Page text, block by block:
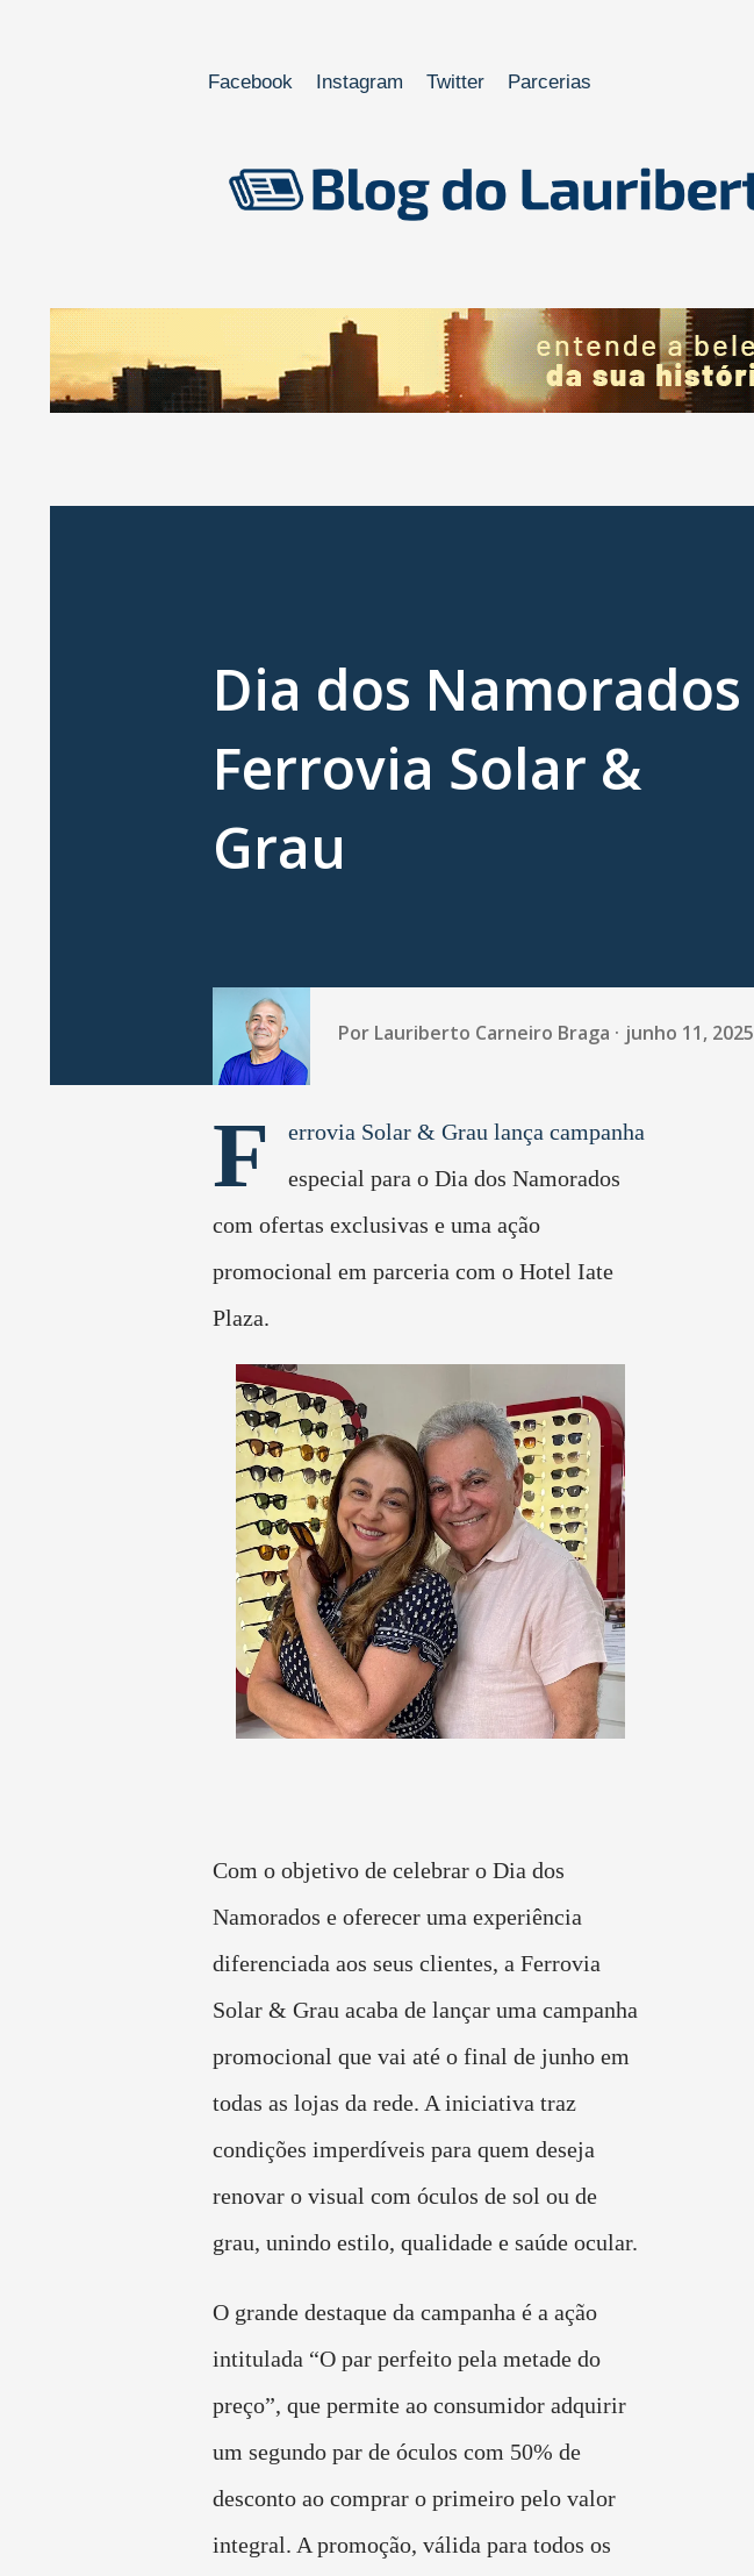
Facebook Instagram Twitter Parcerias
Dia dos Namorados
Ferrovia Solar &
Grau
Por Lauriberto Carneiro Braga junho 11, 2025
F
errovia Solar & Grau lança campanha
especial para o Dia dos Namorados
com ofertas exclusivas e uma ação
promocional em parceria com o Hotel Iate
Plaza.
Com o objetivo de celebrar o Dia dos
Namorados e oferecer uma experiência
diferenciada aos seus clientes, a Ferrovia
Solar & Grau acaba de lançar uma campanha
promocional que vai até o final de junho em
todas as lojas da rede. A iniciativa traz
condições imperdíveis para quem deseja
renovar o visual com óculos de sol ou de
grau, unindo estilo, qualidade e saúde ocular.
O grande destaque da campanha é a ação
intitulada “O par perfeito pela metade do
preço”, que permite ao consumidor adquirir
um segundo par de óculos com 50% de
desconto ao comprar o primeiro pelo valor
integral. A promoção, válida para todos os